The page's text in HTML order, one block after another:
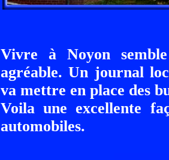
Vivre à Noyon
agréable. Un journal
va mettre en place des
Voila une excellente
automobiles.